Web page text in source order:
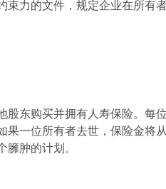
束力的文件，规定企业在所有
股东购买并拥有人寿保险。每
果一位所有者去世，保险金将
臃肿的计划。